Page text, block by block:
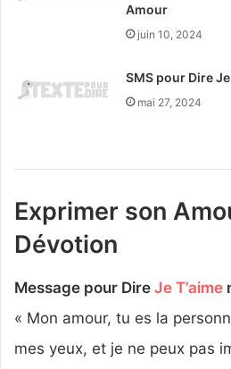
Amour
juin 10, 2024
SMS pour Dire
mai 27, 2024
Exprimer son
Dévotion
Message pour Dire Je T’aime
« Mon amour, tu es la
mes yeux, et je ne peux pas